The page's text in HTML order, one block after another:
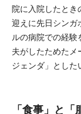
院に入院したと
迎えに先日シンガ
ルの病院での経
夫がしたためたメ
ジェンダ」とした
「食事」と「